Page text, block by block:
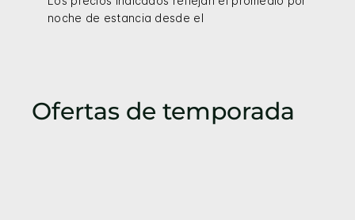
noche de estancia desde el
Ofertas de temporada